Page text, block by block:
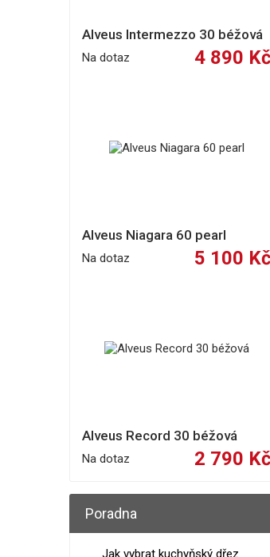
Alveus Intermezzo 30 béžová
Na dotaz 4 890 Kč
Alveus Niagara 60 pearl
Na dotaz 5 100 Kč
Alveus Record 30 béžová
Na dotaz 2 790 Kč
Poradna
Jak vybrat kuchyňský dřez